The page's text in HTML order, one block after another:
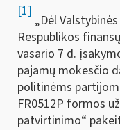
[1]
„Dėl
Respublikos
vasario 7 d.
pajamų mokesčio
politinėms
FR0512P formos
patvirtinimo“